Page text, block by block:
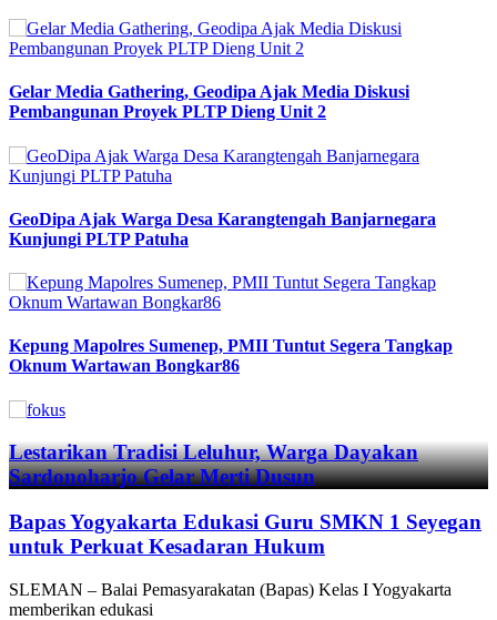
Gelar Media Gathering, Geodipa Ajak Media Diskusi
Pembangunan Proyek PLTP Dieng Unit 2
GeoDipa Ajak Warga Desa Karangtengah Banjarnegara
Kunjungi PLTP Patuha
Kepung Mapolres Sumenep, PMII Tuntut Segera Tangkap
Oknum Wartawan Bongkar86
Previous
Next
Lestarikan Tradisi Leluhur, Warga Dayakan
Sardonoharjo Gelar Merti Dusun
Bapas Yogyakarta Edukasi Guru SMKN 1 Seyegan
untuk Perkuat Kesadaran Hukum
SLEMAN – Balai Pemasyarakatan (Bapas) Kelas I Yogyakarta
memberikan edukasi